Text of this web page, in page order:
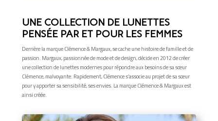
UNE COLLECTION DE LUNETTES
PENSÉE PAR ET POUR LES FEMMES
Derrière la marque Clémence & Margaux, se cache une histoire de famille et de
passion. Margaux, passionnée de mode et de design, décide en 2012 de créer
une collection de lunettes modernes pour répondre aux besoins de sa sœur
Clémence, malvoyante. Rapidement, Clémence s’associe au projet de sa sœur
pour y apporter sa sensibilité, ses envies. La marque Clémence & Margaux est
ainsi créée.